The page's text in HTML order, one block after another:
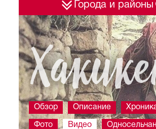
Города и районы
Обзор Описание
Фото Видео